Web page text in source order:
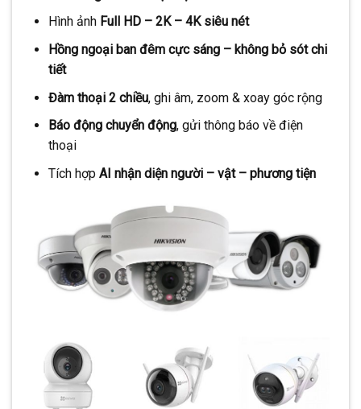
Hình ảnh Full HD – 2K – 4K siêu nét
Hồng ngoại ban đêm cực sáng – không bỏ sót chi
tiết
Đàm thoại 2 chiều, ghi âm, zoom & xoay góc rộng
Báo động chuyển động, gửi thông báo về điện
thoại
Tích hợp AI nhận diện người – vật – phương tiện